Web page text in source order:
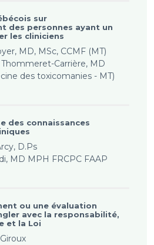
sur
des personnes ayant un
les cliniciens
MD, MSc, CCMF (MT)
Carrière, MD
des toxicomanies - MT)
des connaissances
D.Ps
MD MPH FRCPC FAAP
ou une évaluation
avec la responsabilité,
et la Loi